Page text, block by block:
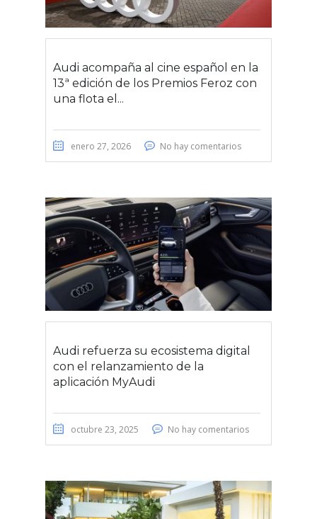
Audi acompaña al cine español en la
13ª edición de los Premios Feroz con
una flota el...
enero 27, 2026 No hay comentarios
Audi refuerza su ecosistema digital
con el relanzamiento de la
aplicación MyAudi
octubre 23, 2025 No hay comentarios